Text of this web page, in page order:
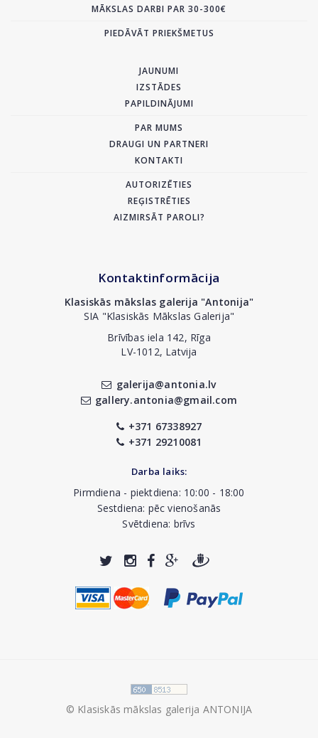
MĀKSLAS DARBI PAR 30-300€
PIEDĀVĀT PRIEKŠMETUS
JAUNUMI
IZSTĀDES
PAPILDINĀJUMI
PAR MUMS
DRAUGI UN PARTNERI
KONTAKTI
AUTORIZĒTIES
REĢISTRĒTIES
AIZMIRSĀT PAROLI?
Kontaktinformācija
Klasiskās mākslas galerija "Antonija"
SIA "Klasiskās Mākslas Galerija"
Brīvības iela 142, Rīga
LV-1012, Latvija
galerija@antonia.lv
gallery.antonia@gmail.com
+371 67338927
+371 29210081
Darba laiks:
Pirmdiena - piektdiena: 10:00 - 18:00
Sestdiena: pēc vienošanās
Svētdiena: brīvs
© Klasiskās mākslas galerija ANTONIJA